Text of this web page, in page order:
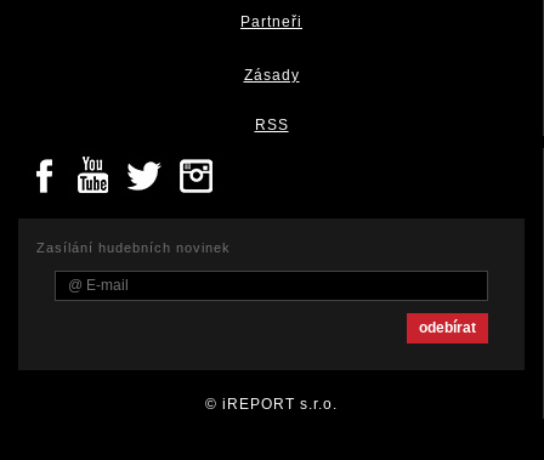
Partneři
Zásady
RSS
Zasílání hudebních novinek
© iREPORT s.r.o.